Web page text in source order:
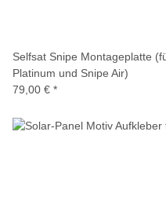
Selfsat Snipe Montageplatte
Platinum und Snipe Air)
79,00 € *